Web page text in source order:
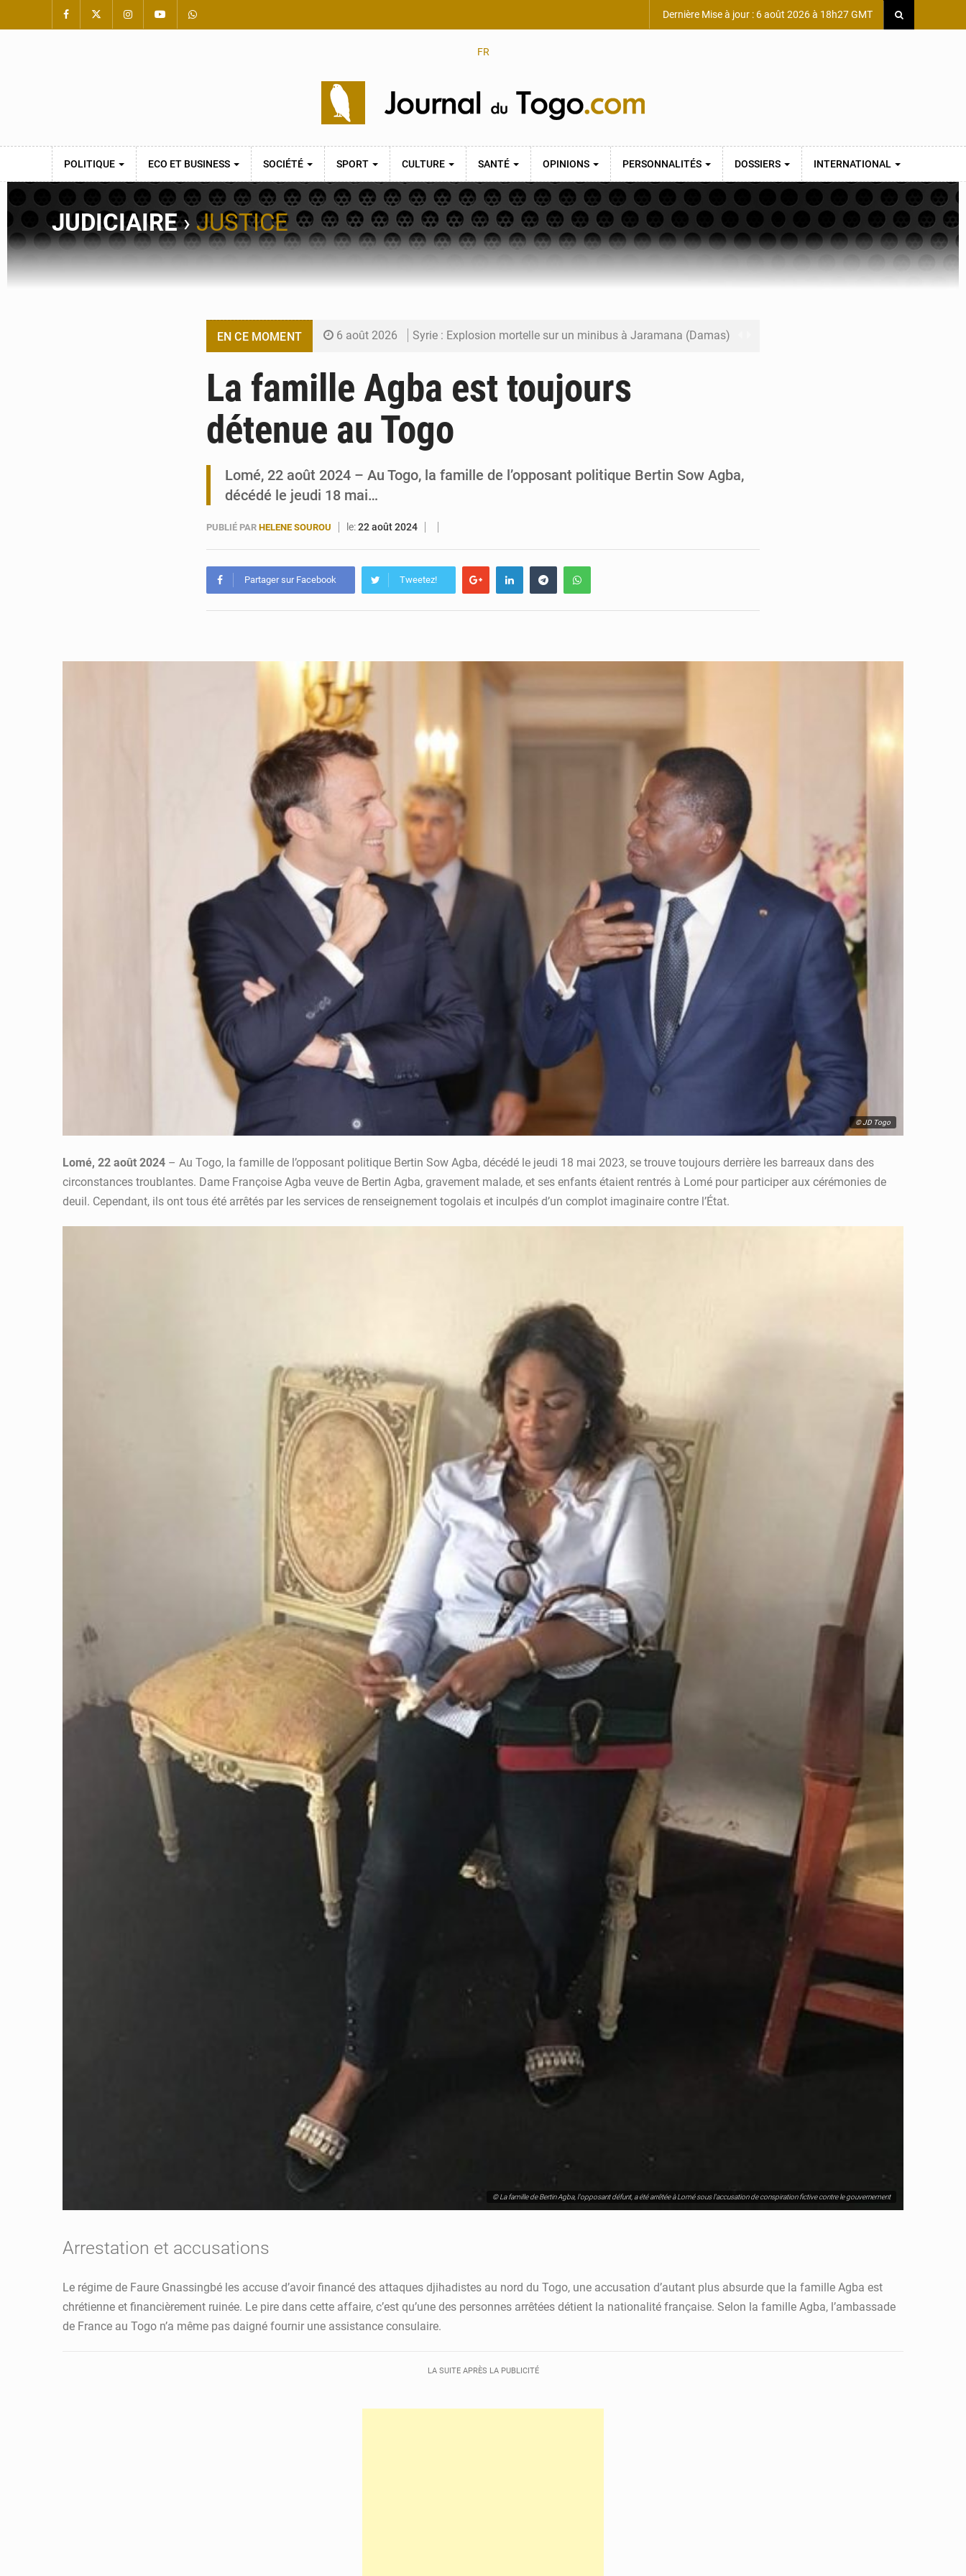
Dernière Mise à jour : 6 août 2026 à 18h27 GMT
FR
POLITIQUE ECO ET BUSINESS SOCIÉTÉ SPORT CULTURE SANTÉ OPINIONS PERSONNALITÉS DOSSIERS INTERNATIONAL
JUDICIAIRE› JUSTICE
EN CE MOMENT 6 août 2026 Syrie : Explosion mortelle sur un minibus à Jaramana (Damas)
5 août 2026 Travail domestique non rémunéré : à Saly, l’Afrique veut en mesurer la valeur
5 août 2026 Maurice : Démission de la ministre Véronique Leu-Govind
La famille Agba est toujours
détenue au Togo
Lomé, 22 août 2024 – Au Togo, la famille de l’opposant politique Bertin Sow Agba,
décédé le jeudi 18 mai…
PUBLIÉ PAR HELENE SOUROU le:22 août 2024
Partager sur Facebook Tweetez!
© JD Togo
Lomé, 22 août 2024 – Au Togo, la famille de l’opposant politique Bertin Sow Agba, décédé le jeudi 18 mai 2023, se trouve toujours derrière les barreaux dans des
circonstances troublantes. Dame Françoise Agba veuve de Bertin Agba, gravement malade, et ses enfants étaient rentrés à Lomé pour participer aux cérémonies de
deuil. Cependant, ils ont tous été arrêtés par les services de renseignement togolais et inculpés d’un complot imaginaire contre l’État.
© La famille de Bertin Agba, l'opposant défunt, a été arrêtée à Lomé sous l'accusation de conspiration fictive contre le gouvernement
Arrestation et accusations
Le régime de Faure Gnassingbé les accuse d’avoir financé des attaques djihadistes au nord du Togo, une accusation d’autant plus absurde que la famille Agba est
chrétienne et financièrement ruinée. Le pire dans cette affaire, c’est qu’une des personnes arrêtées détient la nationalité française. Selon la famille Agba, l’ambassade
de France au Togo n’a même pas daigné fournir une assistance consulaire.
LA SUITE APRÈS LA PUBLICITÉ